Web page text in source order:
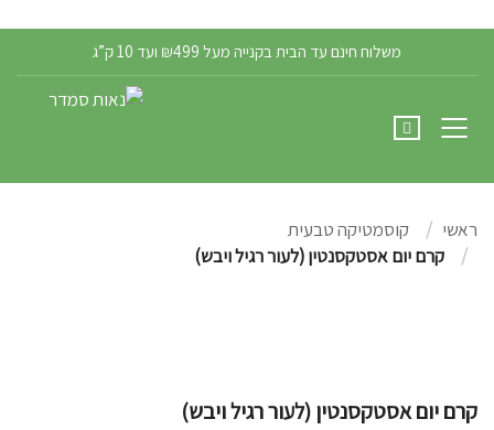
משלוח חינם עד הבית בקנייה מעל ₪499 ועד 10 ק”ג
ראשי
קוסמטיקה טבעית
קרם יום אסטקסנטין (לעור רגיל ויבש)
קרם יום אסטקסנטין (לעור רגיל ויבש)